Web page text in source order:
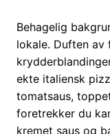
Behagelig
lokale. Duften
ekte italiensk
tomatsaus,
foretrekker du
kremet saus og